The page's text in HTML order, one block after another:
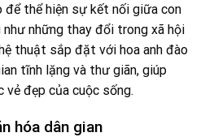
để thể hiện sự kết nối giữa con
những thay đổi trong xã hội
thuật sắp đặt với hoa anh đào
tĩnh lặng và thư giãn, giúp
đẹp của cuộc sống.
hóa dân gian